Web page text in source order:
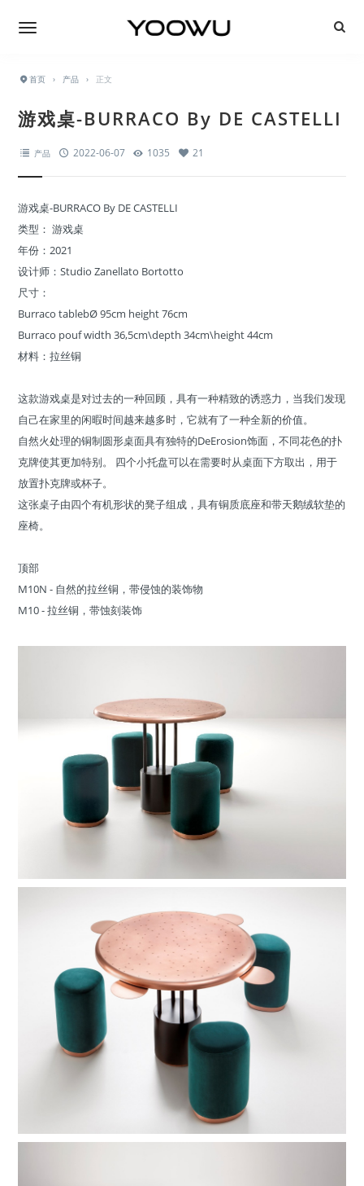
首页 › 产品 › 正文
游戏桌-BURRACO By DE CASTELLI
产品 2022-06-07 1035 21
游戏桌-BURRACO By DE CASTELLI
类型： 游戏桌
年份：2021
设计师：Studio Zanellato Bortotto
尺寸：
Burraco tablebØ 95cm height 76cm
Burraco pouf width 36,5cm\depth 34cm\height 44cm
材料：拉丝铜
这款游戏桌是对过去的一种回顾，具有一种精致的诱惑力，当我们发现
自己在家里的闲暇时间越来越多时，它就有了一种全新的价值。
自然火处理的铜制圆形桌面具有独特的DeErosion饰面，不同花色的扑
克牌使其更加特别。 四个小托盘可以在需要时从桌面下方取出，用于
放置扑克牌或杯子。
这张桌子由四个有机形状的凳子组成，具有铜质底座和带天鹅绒软垫的
座椅。
顶部
M10N - 自然的拉丝铜，带侵蚀的装饰物
M10 - 拉丝铜，带蚀刻装饰